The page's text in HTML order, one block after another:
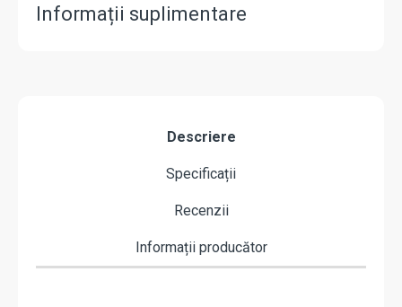
Informații suplimentare
Descriere
Specificații
Recenzii
Informații producător